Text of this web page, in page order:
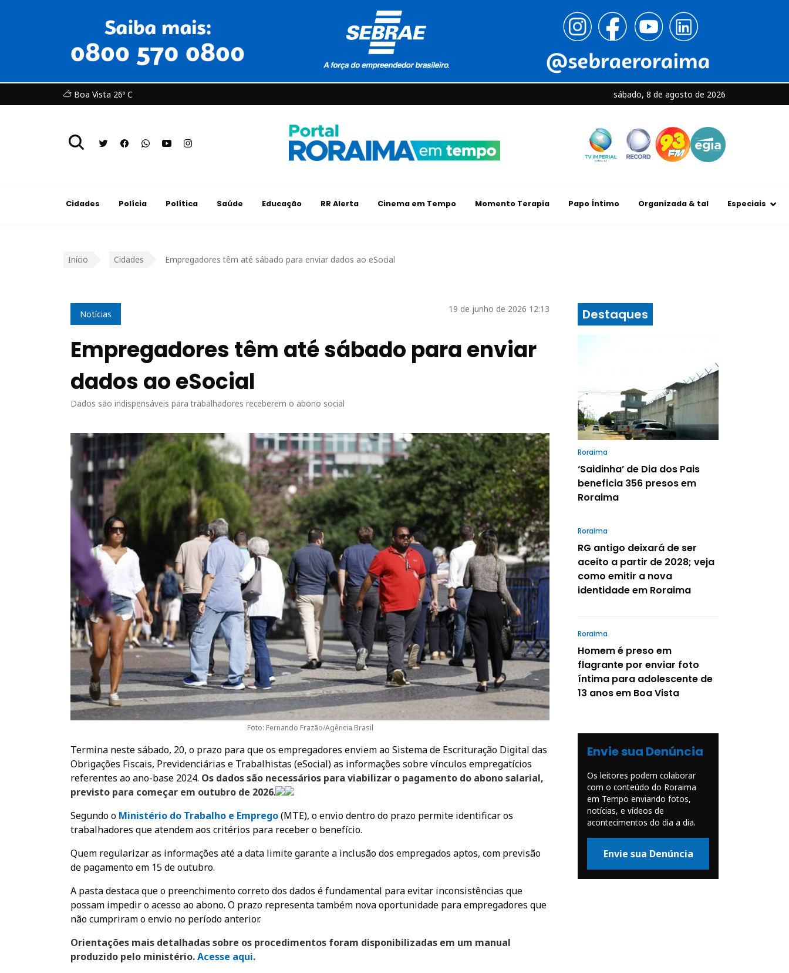
Boa Vista 26º C sábado, 8 de agosto de 2026
Cidades Polícia Política Saúde Educação RR Alerta Cinema em Tempo Momento Terapia Papo Íntimo Organizada & tal Especiais
Início Cidades Empregadores têm até sábado para enviar dados ao eSocial
Notícias 19 de junho de 2026 12:13
Empregadores têm até sábado para enviar
dados ao eSocial
Dados são indispensáveis para trabalhadores receberem o abono social
Foto: Fernando Frazão/Agência Brasil
Termina neste sábado, 20, o prazo para que os empregadores enviem ao Sistema de Escrituração Digital das
Obrigações Fiscais, Previdenciárias e Trabalhistas (eSocial) as informações sobre vínculos empregatícios
referentes ao ano-base 2024. Os dados são necessários para viabilizar o pagamento do abono salarial,
previsto para começar em outubro de 2026.
Segundo o Ministério do Trabalho e Emprego(MTE), o envio dentro do prazo permite identificar os
trabalhadores que atendem aos critérios para receber o benefício.
Quem regularizar as informações até a data limite garante a inclusão dos empregados aptos, com previsão
de pagamento em 15 de outubro.
A pasta destaca que o preenchimento correto dos dados é fundamental para evitar inconsistências que
possam impedir o acesso ao abono. O prazo representa também nova oportunidade para empregadores que
não cumpriram o envio no período anterior.
Orientações mais detalhadas sobre os procedimentos foram disponibilizadas em um manual
produzido pelo ministério.Acesse aqui.
Destaques
Roraima
‘Saidinha’ de Dia dos Pais
beneficia 356 presos em
Roraima
Roraima
RG antigo deixará de ser
aceito a partir de 2028; veja
como emitir a nova
identidade em Roraima
Roraima
Homem é preso em
flagrante por enviar foto
íntima para adolescente de
13 anos em Boa Vista
Envie sua Denúncia
Os leitores podem colaborar
com o conteúdo do Roraima
em Tempo enviando fotos,
notícias, e vídeos de
acontecimentos do dia a dia.
Envie sua Denúncia